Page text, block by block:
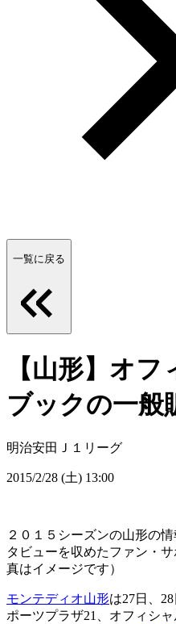
一覧に戻る
【山形】オ
ブックの一般
明治安田Ｊ１リーグ
2015/2/28 (土) 13:00
２０１５シーズンの山形の
タビューを収めたファン・
真はイメージです）
モンテディオ山形は27日、
ポーツプラザ21、オフィシ